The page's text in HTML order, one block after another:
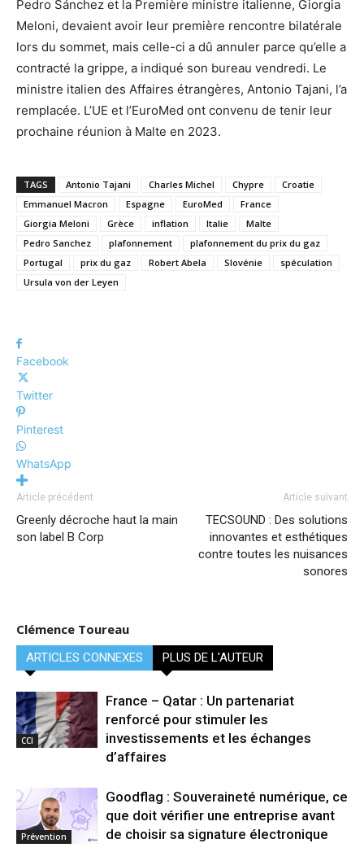
Pedro Sánchez et la Première ministre italienne, Giorgia
Meloni, devaient avoir leur première rencontre bilatérale
lors du sommet, mais celle-ci a dû annuler parce qu’elle a
contracté la grippe, a indiqué son bureau vendredi. Le
ministre italien des Affaires étrangères, Antonio Tajani, l’a
remplacée. L’UE et l’EuroMed ont convenu de tenir leur
prochaine réunion à Malte en 2023.
TAGS Antonio Tajani Charles Michel Chypre
Croatie
Emmanuel Macron
Espagne EuroMed
France
Giorgia Meloni
Grèce inflation Italie
Malte
Pedro Sanchez
plafonnement
plafonnement du prix du gaz
Portugal
prix du gaz Robert Abela Slovénie
spéculation
Ursula von der Leyen
Facebook
Twitter
Pinterest
WhatsApp
Article précédent
Greenly décroche haut la main
son label B Corp
Article suivant
TECSOUND : Des solutions
innovantes et esthétiques
contre toutes les nuisances
sonores
Clémence Toureau
ARTICLES CONNEXES PLUS DE L'AUTEUR
CCI
France – Qatar : Un partenariat
renforcé pour stimuler les
investissements et les échanges
d’affaires
Prévention
Goodflag : Souveraineté numérique, ce
que doit vérifier une entreprise avant
de choisir sa signature électronique